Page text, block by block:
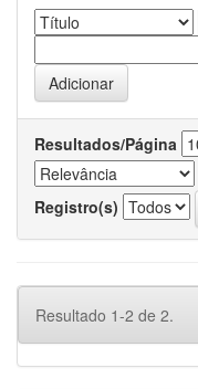
Resultados/Página
Registro(s)
Resultado 1-2 de 2.